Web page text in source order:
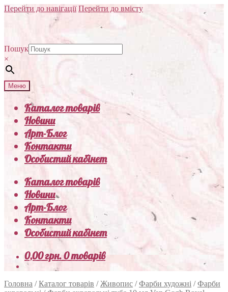
Перейти до навігації Перейти до вмісту
Пошук
×
Меню
Каталог товарів
Новини
Арт-Блог
Контакти
Особистий кабінет
Каталог товарів
Новини
Арт-Блог
Контакти
Особистий кабінет
0,00грн.0 товарів
Головна /Каталог товарів /Живопис /Фарби художні /Фарби